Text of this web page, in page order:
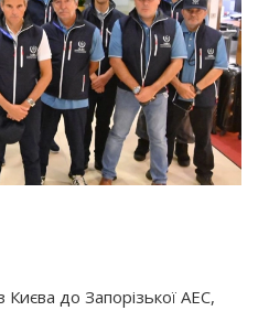
до Запорізької АЕС,